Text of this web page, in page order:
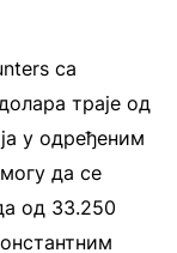
са
траје од
у одређеним
да се
од 33.250